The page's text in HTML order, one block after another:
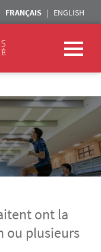
FRANÇAIS ENGLISH
ont la
ou plusieurs